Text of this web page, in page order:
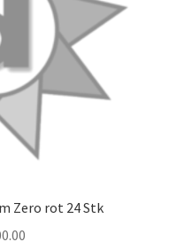
сложные решения
Zero rot 24 Stk